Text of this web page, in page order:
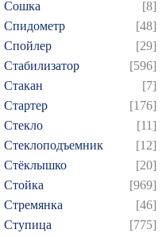
Сошка
[8]
Спидометр
[48]
Спойлер
[29]
Стабилизатор
[596]
Стакан
[7]
Стартер
[176]
Стекло
[11]
Стеклоподъемник
[12]
Стёклышко
[20]
Стойка
[969]
Стремянка
[46]
Ступица
[775]